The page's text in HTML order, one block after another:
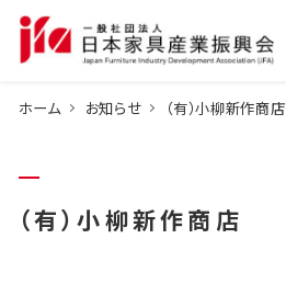
ホーム お知らせ （有）小柳新作商店
（有）小柳新作商店